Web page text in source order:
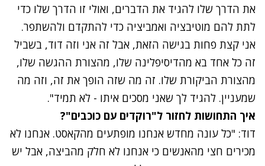
את הדרך שלו להגיד את הדברים, ואולי זו הדרך שלו כדי
לתת להם מוטיבציה ואמביציה כדי להתקדם ולהשתפר.
אני קצת פחות בגישה הזאת, אבל זה אני וזה דוד, בשביל
זה כל אחד בא מהדיסיפלינה שלו, מהצורת ההגשה שלו,
מהצורת הביקורת שלו. זה מה שזה הופך את זה, וזה מה
שמעניין. להגיד לך שאני מסכים איתו - לא תמיד".
איך התחושות לחזור ל"רוקדים עם כוכבים"?
דוד: "כל עונה מחדש אנחנו מופתעים מהקאסט. אנחנו לא
מכירים חצי מהאנשים כי אנחנו לא חלק מהביצה, אבל יש